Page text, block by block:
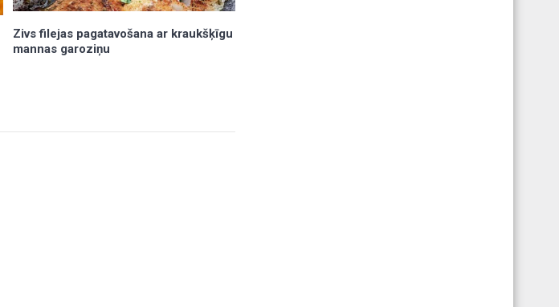
Zivs filejas pagatavošana ar kraukšķīgu
mannas garoziņu